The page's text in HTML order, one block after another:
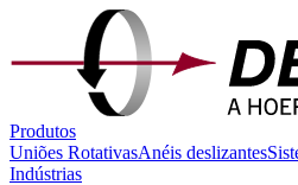
Produtos
Uniões RotativasAnéis deslizantes
Indústrias